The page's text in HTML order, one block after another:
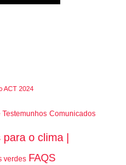
ACT 2024
Comunicados
o clima |
verdes FAQS